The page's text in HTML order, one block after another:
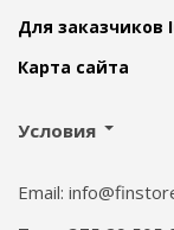
Для заказчиков
Карта сайта
Условия
Email: